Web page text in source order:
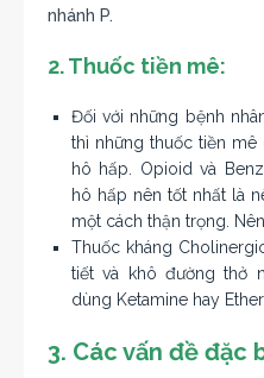
nhánh P.
2. Thuốc tiền mê:
Đối với những bệnh
thì những thuốc tiền
hô hấp. Opioid và
hô hấp nên tốt nhất là
một cách thận trọng.
Thuốc kháng
tiết và khô đường thở
dùng Ketamine hay Ether.
3. Các vấn đề đặc